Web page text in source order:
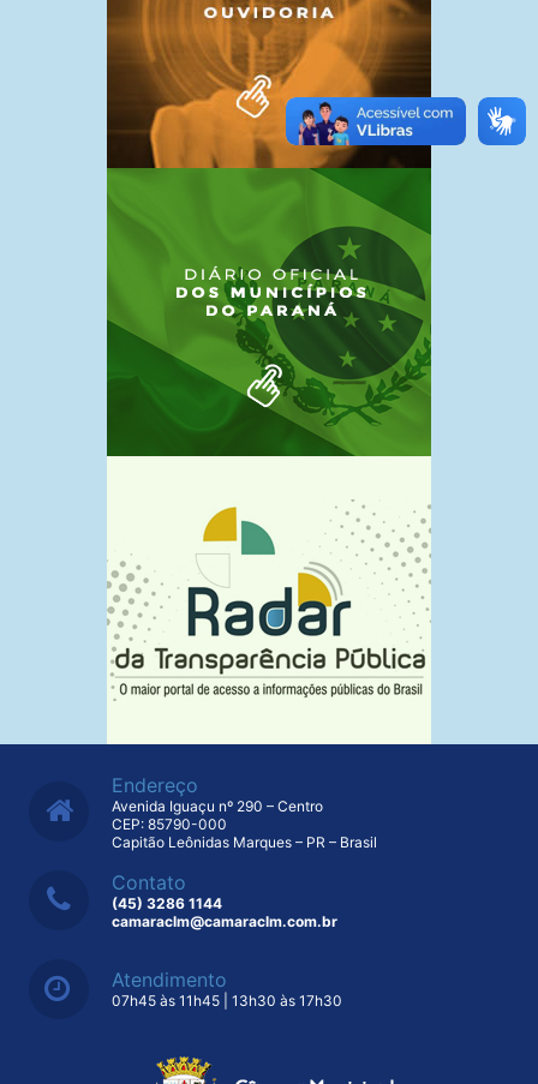
Endereço
Avenida Iguaçu nº 290 – Centro
CEP: 85790-000
Capitão Leônidas Marques – PR – Brasil
Contato
(45) 3286 1144
camaraclm@camaraclm.com.br
Atendimento
07h45 às 11h45 | 13h30 às 17h30